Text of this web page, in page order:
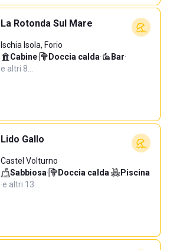
La Rotonda Sul Mare
Ischia Isola, Forio
Cabine· Doccia calda· Bar·
e altri 8…
Lido Gallo
Castel Volturno
Sabbiosa· Doccia calda·
Piscina
·e altri 13…